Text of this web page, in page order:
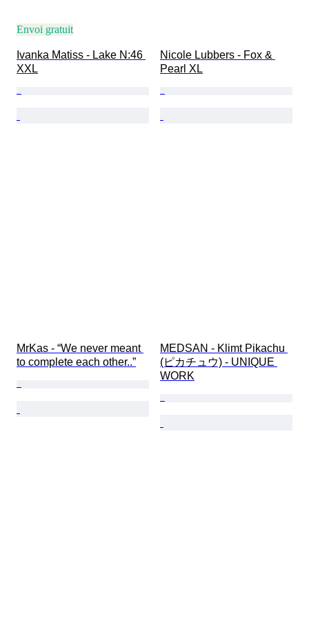
Envoi gratuit
Ivanka Matiss - Lake N:46
XXL
Nicole Lubbers - Fox &
Pearl XL
MrKas - “We never meant
to complete each other..”
MEDSAN - Klimt Pikachu
(ピカチュウ) - UNIQUE
WORK